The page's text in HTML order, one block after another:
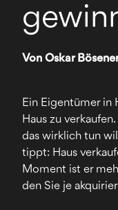
Von Oskar
Ein Eigentümer in
Haus zu
das wirklich tun
tippt: Haus
Moment ist er
den Sie je